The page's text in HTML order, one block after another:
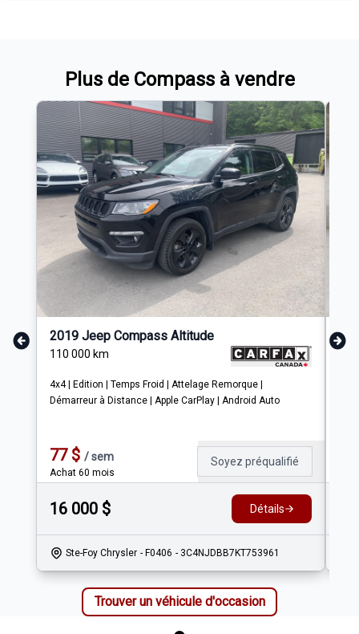
Plus de Compass à vendre
2019 Jeep Compass Altitude
110 000 km
4x4 | Edition | Temps Froid | Attelage Remorque |
Démarreur à Distance | Apple CarPlay | Android Auto
77$ / sem
Achat 60 mois
Soyez préqualifié
16 000 $ Détails
Ste-Foy Chrysler - F0406 - 3C4NJDBB7KT753961
75
Trouver un véhicule d'occasion